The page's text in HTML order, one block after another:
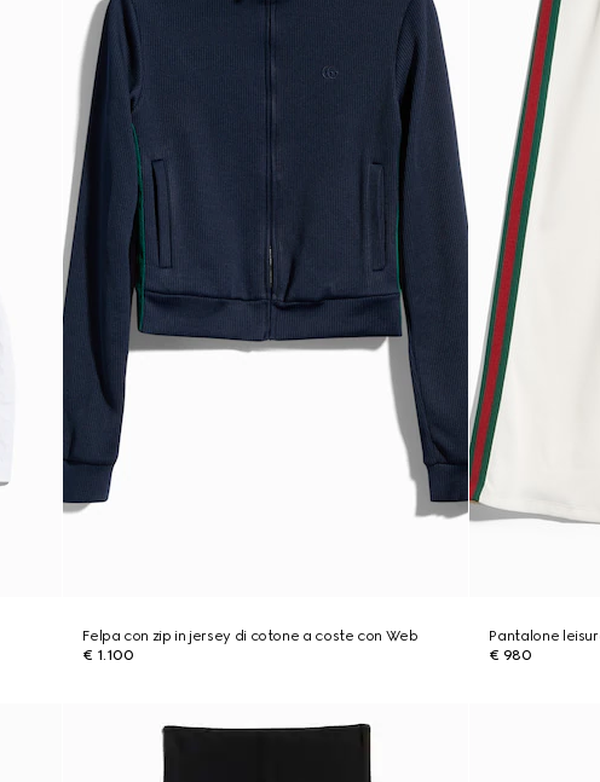
Felpa con zip in jersey di cotone a coste con Web
€ 1.100
Pantalone
€ 980